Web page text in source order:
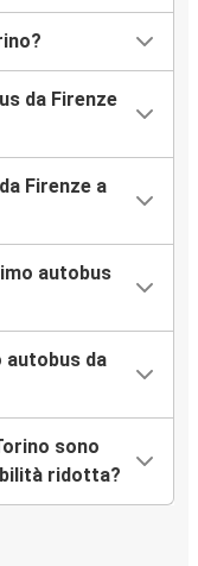
da Firenze
Firenze a
autobus
autobus da
sono
ridotta?